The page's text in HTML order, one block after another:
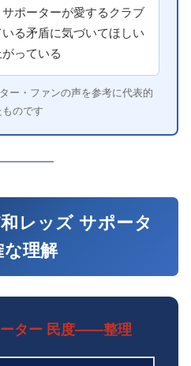
ポーターが愛するクラブ
る矛盾に気づいてほしい
っている
ー・ファンの声を参考に代表的
のです
レッズ サポータ
な理解
ーター 民度——整理